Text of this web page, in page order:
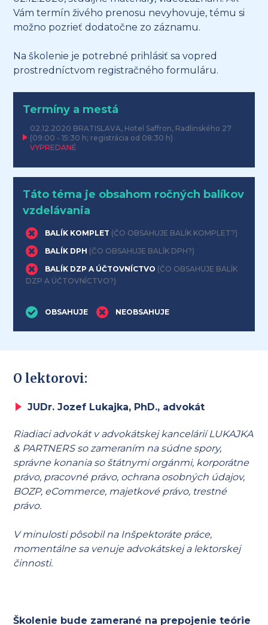
Vám termín živého prenosu nevyhovuje, tému si
možno pozrieť dodatočne zo záznamu.
Na školenie je potrebné prihlásiť sa vopred
prostredníctvom registračného formuláru.
Termíny a mestá
02.12.2020 BRATISLAVA, Hotel Saffron, Radlinského 27
(09:00 - 15:30 h; registrácia od 08:30 h)
VYPREDANÉ
Táto téma je obsahom ročných balíkov
vzdelávania
BALÍK KOMPLET (ČO OBSAHUJE BALÍK KOMPLET?)
BALÍK DPH (ČO OBSAHUJE BALÍK DPH?)
BALÍK DZP A ÚČTOVNÍCTVO (ČO OBSAHUJE BALÍK
DZP A ÚČTOVNÍCTVO?)
OBSAHUJE NEOBSAHUJE
O lektorovi:
JUDr. Jozef Lukajka, PhD., advokát
Riadiaci advokát v advokátskej kancelárií LUKAJKA
& PARTNERS so zameraním na súdne spory,
správne konania so štátnymi orgánmi, korporátne
právo, pracovné právo, ochrana osobných údajov,
BOZP, eCommerce, majetkové právo, trestné
právo.
V minulosti pôsobil na Inšpektoráte práce,
momentálne sa venuje advokátskej a lektorskej
činnosti.
Školenie bude zamerané na prepojenie teórie